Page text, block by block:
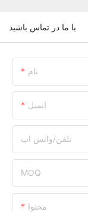
با ما در تماس باشید
نام
ایمیل
تلفن/واتس اپ
MOQ
محتوا